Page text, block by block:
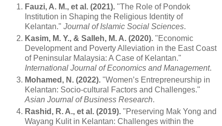
Fauzi, A. M., et al. (2021). "The Role of Pondok
Institution in Shaping the Religious Identity of
Kelantan." Journal of Islamic Social Sciences.
Kasim, M. Y., & Salleh, M. A. (2020). "Economic
Development and Poverty Alleviation in the East Coast
of Peninsular Malaysia: A Case of Kelantan."
International Journal of Economics and Management.
Mohamed, N. (2022). "Women’s Entrepreneurship in
Kelantan: Socio-cultural Factors and Challenges."
Asian Journal of Business Research.
Rashid, R. A., et al. (2019). "Preserving Mak Yong and
Wayang Kulit in Kelantan: Challenges within the